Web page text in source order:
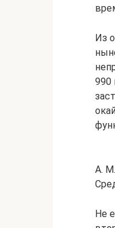
Из
990
А.
Не